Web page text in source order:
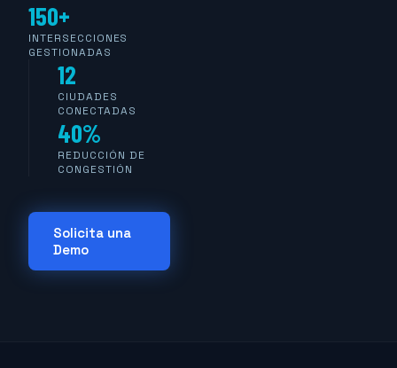
150+
INTERSECCIONES
GESTIONADAS
12
CIUDADES
CONECTADAS
40%
REDUCCIÓN DE
CONGESTIÓN
Solicita una
Demo